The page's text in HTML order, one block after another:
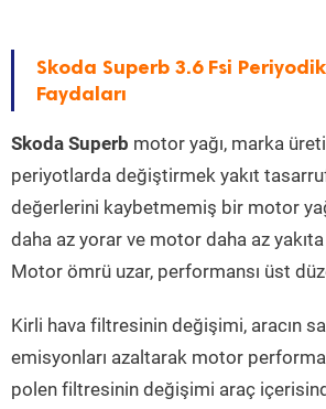
Skoda Superb 3.6 Fsi
Faydaları
Skoda Superb motor yağı, marka
periyotlarda değiştirmek yakıt
değerlerini kaybetmemiş bir motor
daha az yorar ve motor daha az
Motor ömrü uzar, performansı üst
Kirli hava filtresinin değişimi, aracın
emisyonları azaltarak motor
polen filtresinin değişimi araç